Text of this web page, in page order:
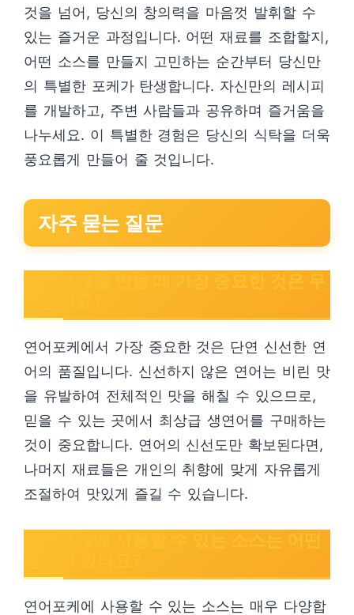
것을 넘어, 당신의 창의력을 마음껏 발휘할 수
있는 즐거운 과정입니다. 어떤 재료를 조합할지,
어떤 소스를 만들지 고민하는 순간부터 당신만
의 특별한 포케가 탄생합니다. 자신만의 레시피
를 개발하고, 주변 사람들과 공유하며 즐거움을
나누세요. 이 특별한 경험은 당신의 식탁을 더욱
풍요롭게 만들어 줄 것입니다.
자주 묻는 질문
연어포케에서 가장 중요한 것은 단연 신선한 연
어의 품질입니다. 신선하지 않은 연어는 비린 맛
을 유발하여 전체적인 맛을 해칠 수 있으므로,
믿을 수 있는 곳에서 최상급 생연어를 구매하는
것이 중요합니다. 연어의 신선도만 확보된다면,
나머지 재료들은 개인의 취향에 맞게 자유롭게
조절하여 맛있게 즐길 수 있습니다.
연어포케에 사용할 수 있는 소스는 매우 다양합